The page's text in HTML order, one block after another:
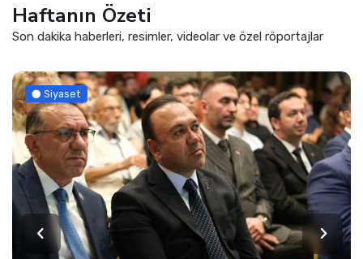
Haftanın Özeti
Son dakika haberleri, resimler, videolar ve özel röportajlar
Siyaset